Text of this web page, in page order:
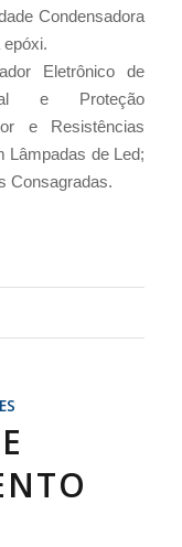
Condensadora
Eletrônico de
e Proteção
e Resistências
Lâmpadas de Led;
Consagradas.